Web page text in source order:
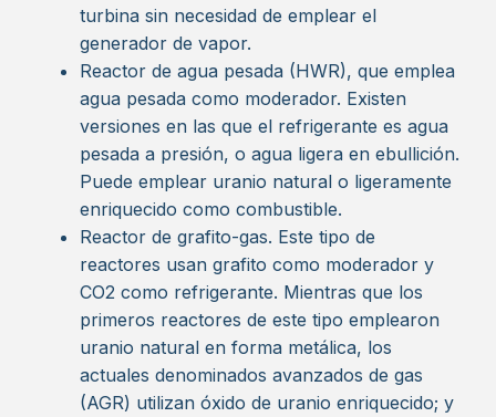
turbina sin necesidad de emplear el
generador de vapor.
Reactor de agua pesada (HWR), que emplea
agua pesada como moderador. Existen
versiones en las que el refrigerante es agua
pesada a presión, o agua ligera en ebullición.
Puede emplear uranio natural o ligeramente
enriquecido como combustible.
Reactor de grafito-gas. Este tipo de
reactores usan grafito como moderador y
CO2 como refrigerante. Mientras que los
primeros reactores de este tipo emplearon
uranio natural en forma metálica, los
actuales denominados avanzados de gas
(AGR) utilizan óxido de uranio enriquecido; y